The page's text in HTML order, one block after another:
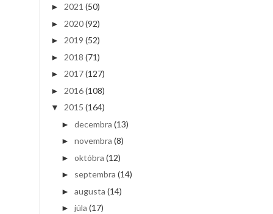
► 2021 (50)
► 2020(92)
► 2019 (52)
► 2018 (71)
► 2017(127)
► 2016(108)
▼ 2015 (164)
► decembra (13)
► novembra (8)
► októbra (12)
► septembra (14)
► augusta (14)
► júla (17)